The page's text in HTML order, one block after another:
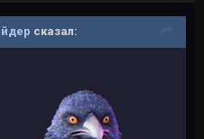
сказал: